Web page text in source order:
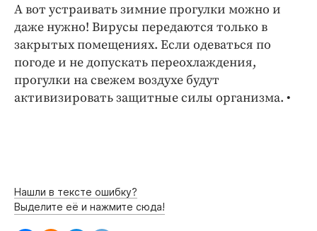
А вот устраивать зимние прогулки можно и
даже нужно! Вирусы передаются только в
закрытых помещениях. Если одеваться по
погоде и не допускать переохлаждения,
прогулки на свежем воздухе будут
активизировать защитные силы организма. •
Нашли в тексте ошибку?
Выделите её и нажмите сюда!